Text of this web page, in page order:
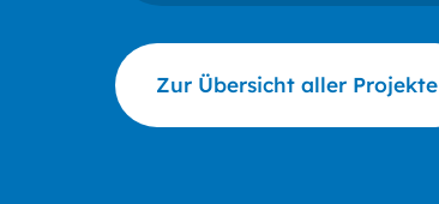
Zur Übersicht aller Projekte